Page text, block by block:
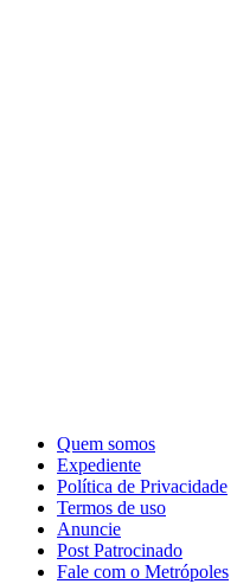
Quem somos
Expediente
Política de Privacidade
Termos de uso
Anuncie
Post Patrocinado
Fale com o Metrópoles